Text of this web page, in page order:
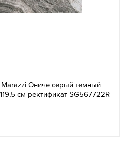
Ониче серый темный
см ректификат SG567722R